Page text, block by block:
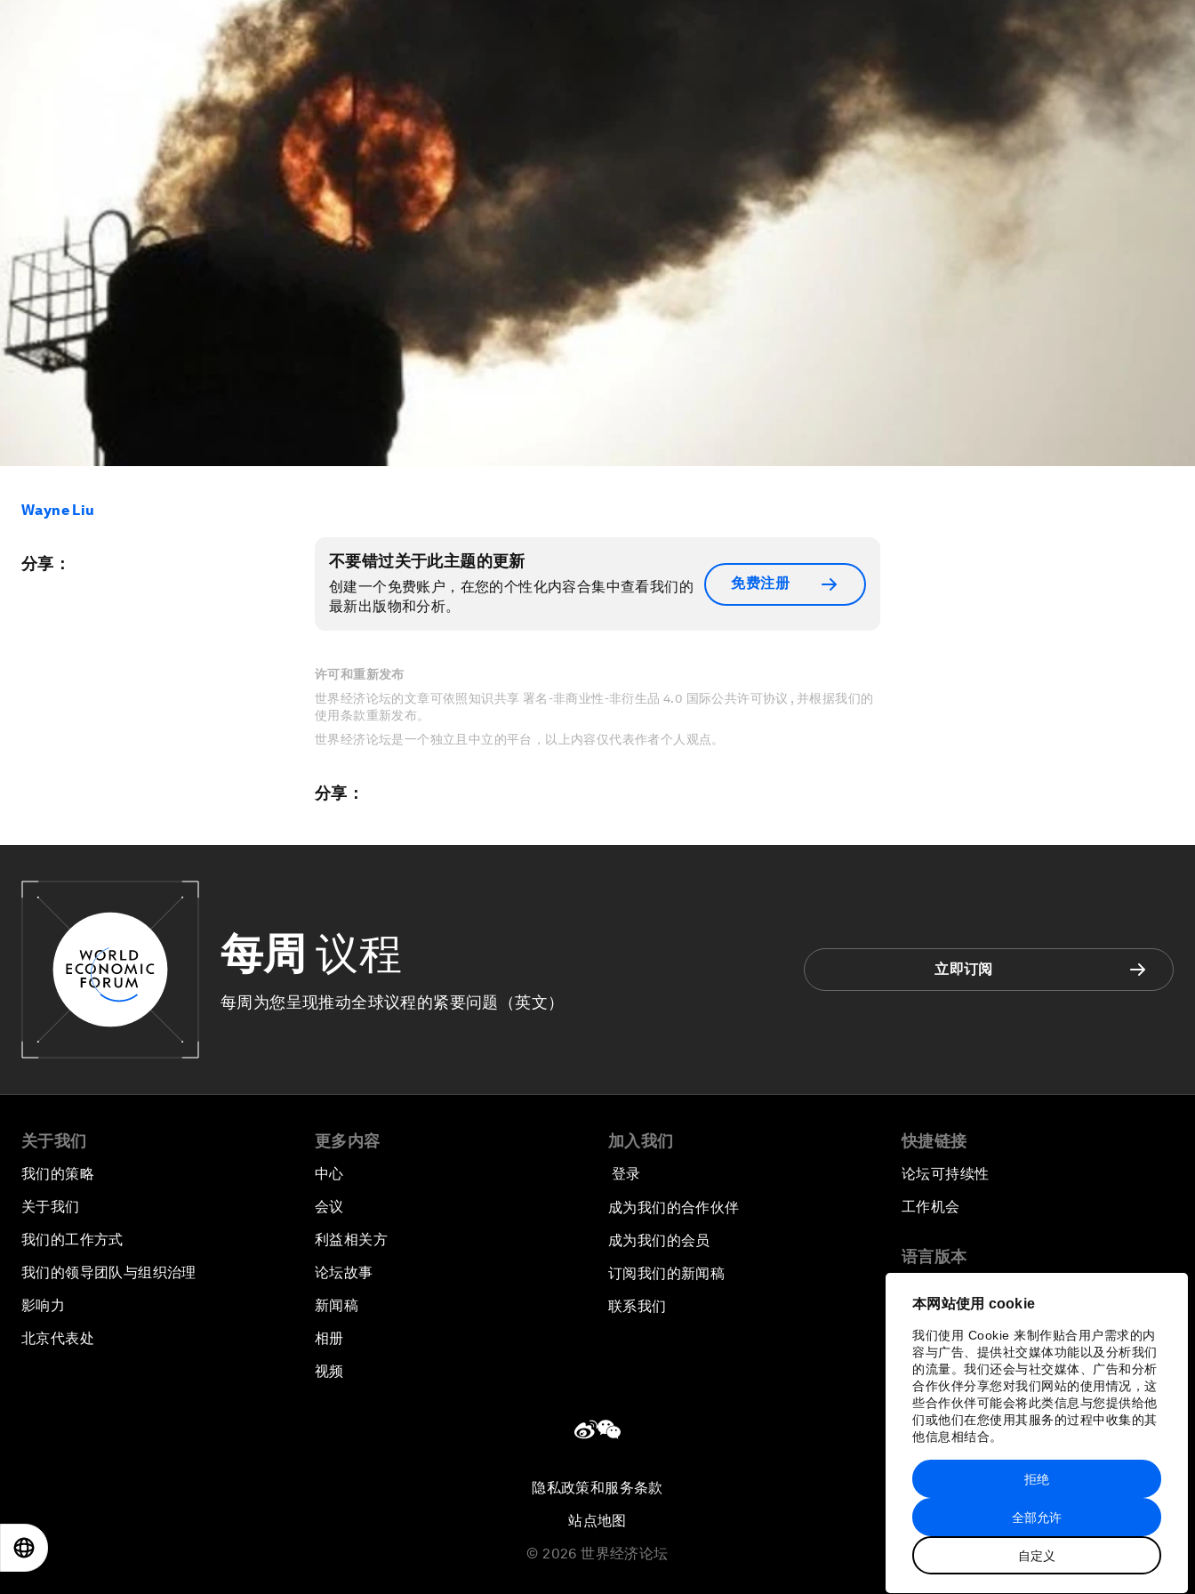
本网站使用 cookie
我们使用 Cookie 来制作贴合用户需求的内
容与广告、提供社交媒体功能以及分析我们
的流量。我们还会与社交媒体、广告和分析
合作伙伴分享您对我们网站的使用情况，这
些合作伙伴可能会将此类信息与您提供给他
们或他们在您使用其服务的过程中收集的其
他信息相结合。
全部允许
自定义
拒绝
Wayne Liu
分享： 不要错过关于此主题的更新
创建一个免费账户，在您的个性化内容合集中查看我们的
最新出版物和分析。
免费注册
许可和重新发布
世界经济论坛的文章可依照知识共享 署名-非商业性-非衍生品 4.0 国际公共许可协议 , 并根据我们的
使用条款重新发布。
世界经济论坛是一个独立且中立的平台，以上内容仅代表作者个人观点。
分享：
每周 议程
每周为您呈现推动全球议程的紧要问题（英文）
立即订阅
关于我们
我们的策略
关于我们
我们的工作方式
我们的领导团队与组织治理
影响力
北京代表处
更多内容
中心
会议
利益相关方
论坛故事
新闻稿
相册
视频
加入我们
登录
成为我们的合作伙伴
成为我们的会员
订阅我们的新闻稿
联系我们
快捷链接
论坛可持续性
工作机会
语言版本
隐私政策和服务条款
站点地图
© 2026 世界经济论坛